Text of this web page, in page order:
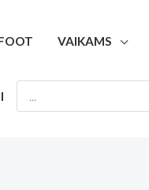
VAIKAMS
PRODUCTS
SEARCH